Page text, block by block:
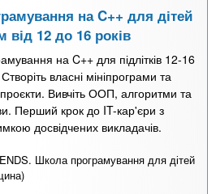
на C++ для дітей
від 12 до 16 років
на C++ для підлітків 12-16
Створіть власні мініпрограми та
проєкти. Вивчіть ООП, алгоритми та
Перший крок до IT-кар'єри з
досвідчених викладачів.
Школа програмування для дітей